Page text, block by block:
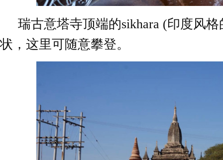
瑞古意塔寺顶端的sikhara (印度风
状，这里可随意攀登。